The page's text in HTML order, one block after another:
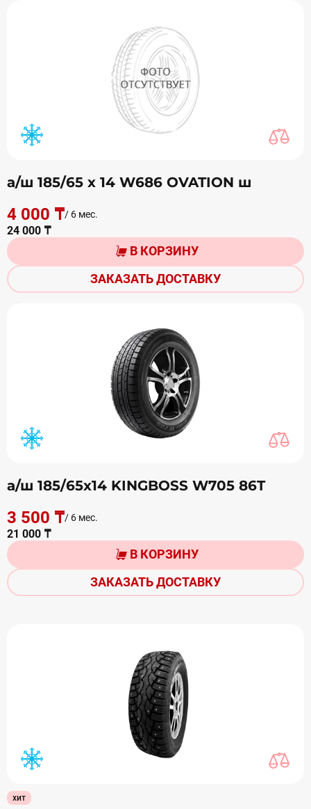
а/ш 185/65 х 14 W686 OVATION ш
4 000 ₸/ 6 мес.
24 000 ₸
В КОРЗИНУ
ЗАКАЗАТЬ ДОСТАВКУ
а/ш 185/65х14 KINGBOSS W705 86T
3 500 ₸/ 6 мес.
21 000 ₸
В КОРЗИНУ
ЗАКАЗАТЬ ДОСТАВКУ
хит